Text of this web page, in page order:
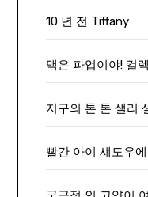
10 년 전 Tiffany
맥은 파업이야! 컬
지구의 톤 톤 샐리
빨간 아이 섀도우